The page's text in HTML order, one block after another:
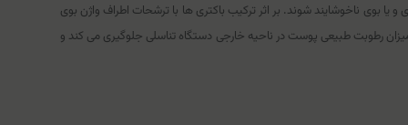
یا بوی ناخوشایند شوند. بر اثر ترکیب باکتری ها با ترشحات اطراف واژن بوی
رطوبت طبیعی پوست در ناحیه خارجی دستگاه تناسلی جلوگیری می کند و